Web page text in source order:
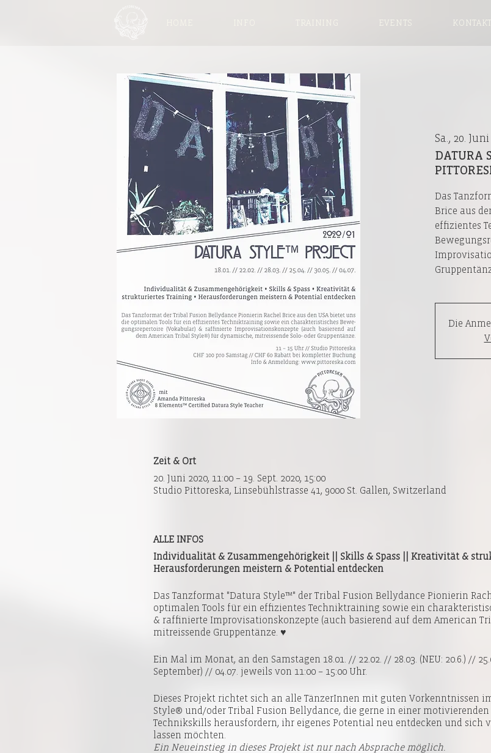
EVENTS KONTAKT
Sa., 20. Juni
DATURA
Das
Brice aus
effizientes
Die
Zeit & Ort
20. Juni 2020, 11:00 – 19. Sept. 2020, 15:00
Studio Pittoreska, Linsebühlstrasse 41, 9000 St. Gallen, Switzerland
ALLE INFOS
Individualität & Zusammengehörigkeit || Skills & Spass || Kreativität &
Herausforderungen meistern & Potential entdecken
Das Tanzformat "Datura Style™" der Tribal Fusion Bellydance Pionierin
optimalen Tools für ein effizientes Techniktraining sowie ein
& raffinierte Improvisationskonzepte (auch basierend auf dem American
mitreissende Gruppentänze. ♥
Ein Mal im Monat, an den Samstagen 18.01. // 22.02. // 28.03. (NEU: 20.6.) //
September) // 04.07. jeweils von 11:00 – 15:00 Uhr.
Dieses Projekt richtet sich an alle TänzerInnen mit guten Vorkenntnissen
Style® und/oder Tribal Fusion Bellydance, die gerne in einer
Technikskills herausfordern, ihr eigenes Potential neu entdecken und sich
lassen möchten.
Ein Neueinstieg in dieses Projekt ist nur nach Absprache möglich.